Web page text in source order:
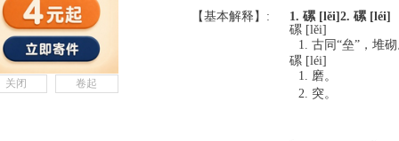
【基本解释】: 1. 磥 [lěi] 2. 磥 [léi]
磥 [lěi]
古同“垒”，堆
磥 [léi]
磨。
突。
关闭 卷起